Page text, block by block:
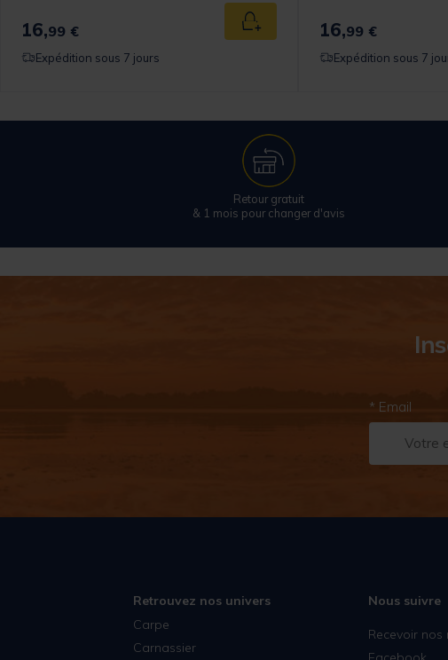
panier
16,99 € Ajouter au panier
Expédition sous 7 jours
16,99 €
Expédition sous 7
Retour gratuit
& 1 mois pour changer d'avis
* Email
Retrouvez nos univers
Carpe
Carnassier
Nous suivre
Recevoir nos